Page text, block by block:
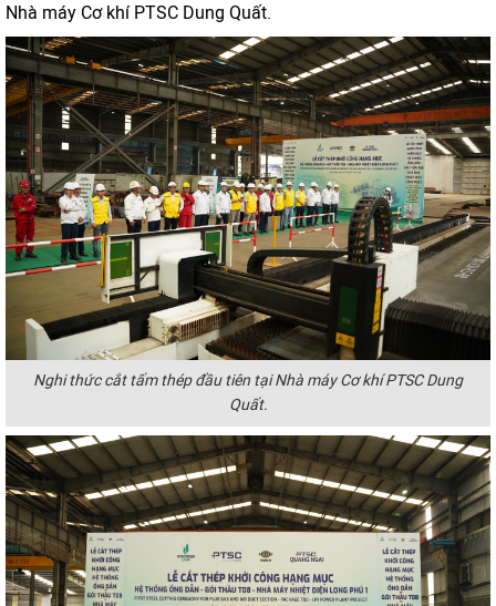
Nhà máy Cơ khí PTSC Dung Quất.
Nghi thức cắt tấm thép đầu tiên tại Nhà máy Cơ khí PTSC Dung
Quất.